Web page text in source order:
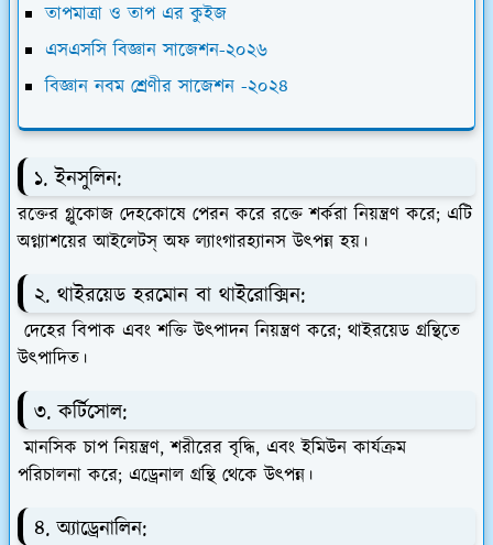
তাপমাত্রা ও তাপ এর কুইজ
এসএসসি বিজ্ঞান সাজেশন-২০২৬
বিজ্ঞান নবম শ্রেণীর সাজেশন -২০২৪
১. ইনসুলিন:
রক্তের গ্লুকোজ দেহকোষে পেরন করে রক্তে শর্করা নিয়ন্ত্রণ করে; এটি
অগ্ন্যাশয়ের আইলেটস্ অফ ল্যাংগারহ্যানস উৎপন্ন হয়।
২. থাইরয়েড হরমোন বা থাইরোক্সিন:
দেহের বিপাক এবং শক্তি উৎপাদন নিয়ন্ত্রণ করে; থাইরয়েড গ্রন্থিতে
উৎপাদিত।
৩. কর্টিসোল:
মানসিক চাপ নিয়ন্ত্রণ, শরীরের বৃদ্ধি, এবং ইমিউন কার্যক্রম
পরিচালনা করে; এড্রেনাল গ্রন্থি থেকে উৎপন্ন।
৪. অ্যাড্রেনালিন: